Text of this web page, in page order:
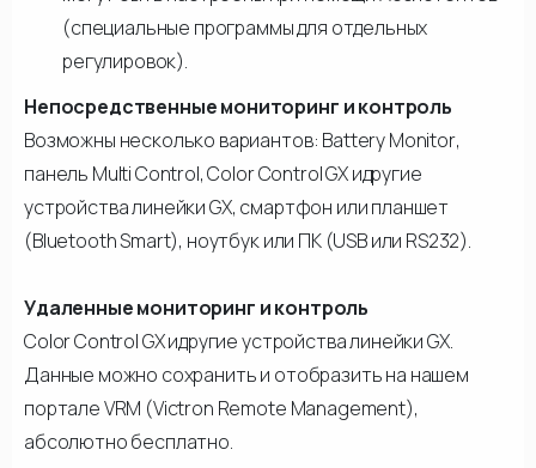
(специальные программы для отдельных
регулировок).
Непосредственные мониторинг и контроль
Возможны несколько вариантов: Battery Monitor,
панель Multi Control, Color Control GX идругие
устройства линейки GX, смартфон или планшет
(Bluetooth Smart), ноутбук или ПК (USB или RS232).
Удаленные мониторинг и контроль
Color Control GX идругие устройства линейки GX.
Данные можно сохранить и отобразить на нашем
портале VRM (Victron Remote Management),
абсолютно бесплатно.